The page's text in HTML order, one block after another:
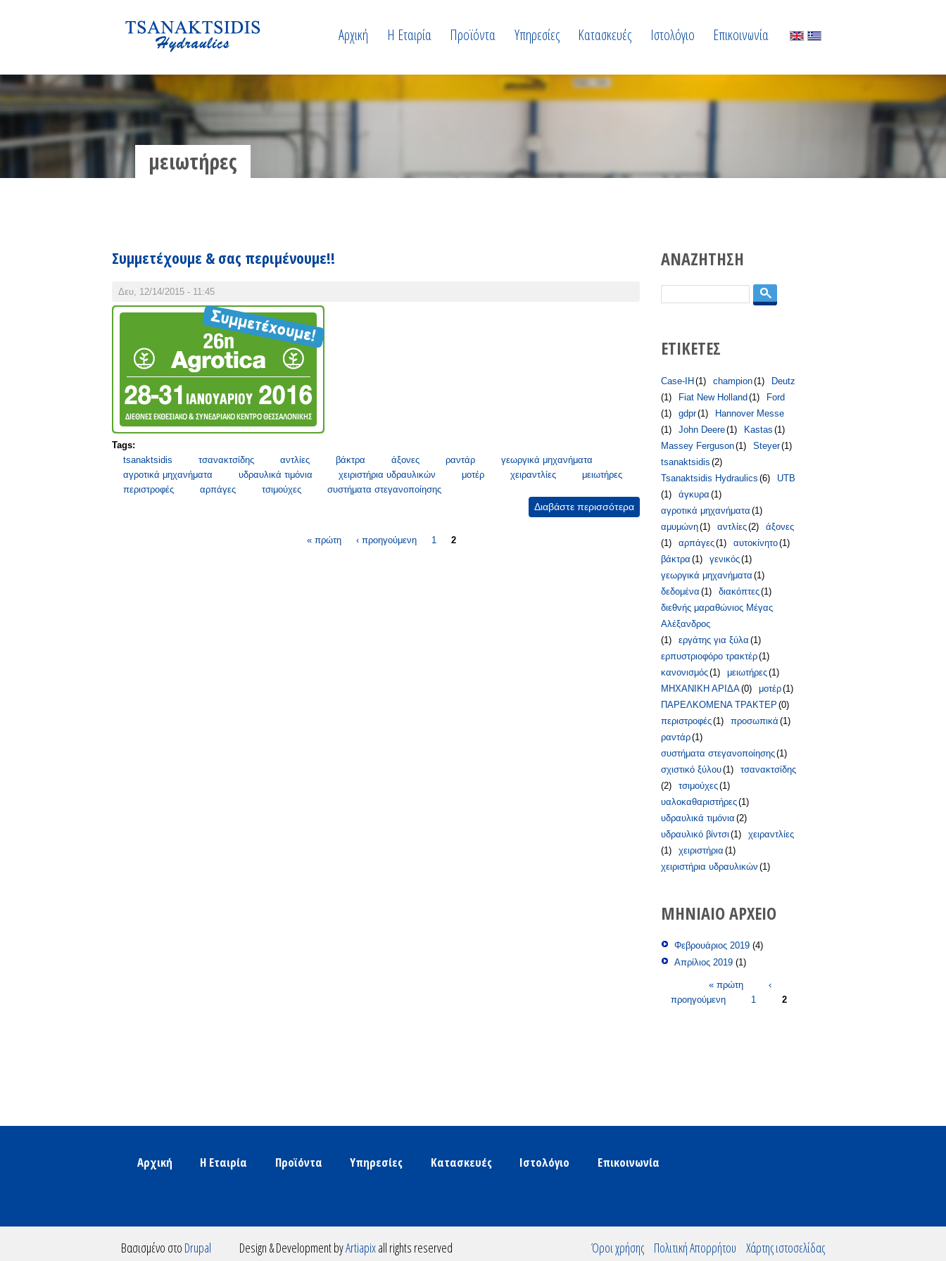
Αρχική Η Εταιρία Προϊόντα Υπηρεσίες Κατασκευές Ιστολόγιο Επικοινωνία
μειωτήρες
Συμμετέχουμε & σας περιμένουμε!!
Δευ, 12/14/2015 - 11:45
Tags:
tsanaktsidis
τσανακτσίδης αντλίες βάκτρα άξονες ραντάρ
γεωργικά μηχανήματα
αγροτικά μηχανήματα
υδραυλικά τιμόνια χειριστήρια υδραυλικών μοτέρ χειραντλίες
μειωτήρες
περιστροφές
αρπάγες τσιμούχες συστήματα στεγανοποίησης
Διαβάστε περισσότεραγια
Συμμετέχουμε
περιμένουμε!!
« πρώτη ‹ προηγούμενη 1 2
ΑΝΑΖΗΤΗΣΗ
ΕΤΙΚΕΤΕΣ
Case-IH (1) champion(1)
Deutz
(1)
Fiat New Holland (1)
Ford
(1)
gdpr(1)
Hannover Messe
(1)
John Deere(1) Kastas (1)
Massey Ferguson(1) Steyer(1)
tsanaktsidis (2)
Tsanaktsidis Hydraulics (6)
UTB
(1)
άγκυρα (1)
αγροτικά μηχανήματα (1)
αμυμώνη(1) αντλίες(2)
άξονες
(1)
αρπάγες(1) αυτοκίνητο(1)
βάκτρα (1) γενικός(1)
γεωργικά μηχανήματα (1)
δεδομένα (1) διακόπτες(1)
διεθνής μαραθώνιος Μέγας
Αλέξανδρος
(1)
εργάτης για ξύλα (1)
ερπυστριοφόρο τρακτέρ(1)
κανονισμός(1) μειωτήρες(1)
ΜΗΧΑΝΙΚΗ ΑΡΙΔΑ(0) μοτέρ(1)
ΠΑΡΕΛΚΟΜΕΝΑ ΤΡΑΚΤΕΡ (0)
περιστροφές(1) προσωπικά (1)
ραντάρ(1)
συστήματα στεγανοποίησης(1)
σχιστικό ξύλου(1)
τσανακτσίδης
(2)
τσιμούχες(1)
υαλοκαθαριστήρες(1)
υδραυλικά τιμόνια (2)
υδραυλικό βίντσι(1)
χειραντλίες
(1)
χειριστήρια (1)
χειριστήρια υδραυλικών (1)
ΜΗΝΙΑΊΟ ΑΡΧΕΊΟ
Φεβρουάριος 2019 (4)
Απρίλιος 2019 (1)
Σελίδες« πρώτη
‹
προηγούμενη
1 2
Αρχική Η Εταιρία Προϊόντα Υπηρεσίες Κατασκευές Ιστολόγιο Επικοινωνία
Βασισμένο στο Drupal Design & Development byArtiapixall rights reserved Όροι χρήσης Πολιτική Απορρήτου Χάρτης ιστοσελίδας